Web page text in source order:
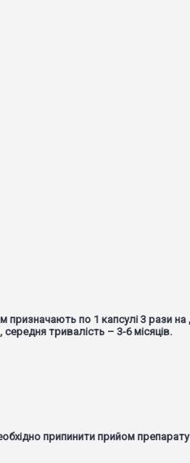
по 1 капсулі 3 рази на
тривалість – 3-6 місяців.
припинити прийом